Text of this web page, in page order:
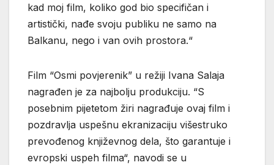
kad moj film, koliko god bio specifičan i
artistički, nađe svoju publiku ne samo na
Balkanu, nego i van ovih prostora.“
Film “Osmi povjerenik” u režiji Ivana Salaja
nagrađen je za najbolju produkciju. “S
posebnim pijetetom žiri nagrađuje ovaj film i
pozdravlja uspešnu ekranizaciju višestruko
prevođenog književnog dela, što garantuje i
evropski uspeh filma“, navodi se u